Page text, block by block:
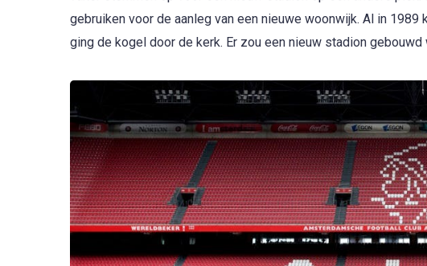
gebruiken voor de aanleg van een nieuwe woonwijk. Al in
ging de kogel door de kerk. Er zou een nieuw stadion